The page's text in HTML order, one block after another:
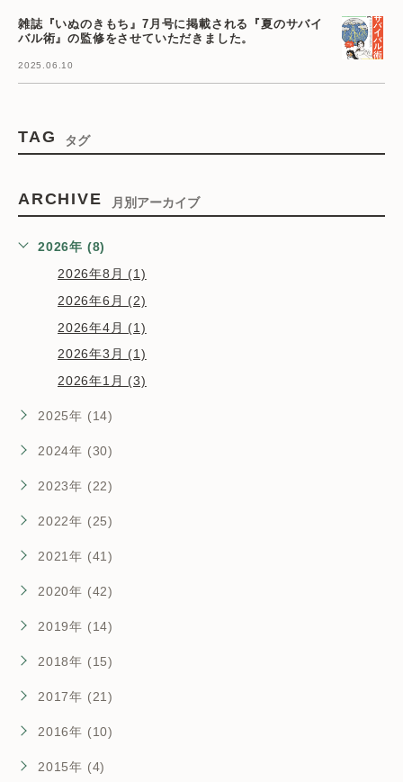
雑誌『いぬのきもち』7月号に掲載される『夏のサバイ
バル術』の監修をさせていただきました。
2025.06.10
TAG タグ
ARCHIVE 月別アーカイブ
2026年 (8)
2026年8月 (1)
2026年6月 (2)
2026年4月 (1)
2026年3月 (1)
2026年1月 (3)
2025年 (14)
2024年 (30)
2023年 (22)
2022年 (25)
2021年 (41)
2020年 (42)
2019年 (14)
2018年 (15)
2017年 (21)
2016年 (10)
2015年 (4)